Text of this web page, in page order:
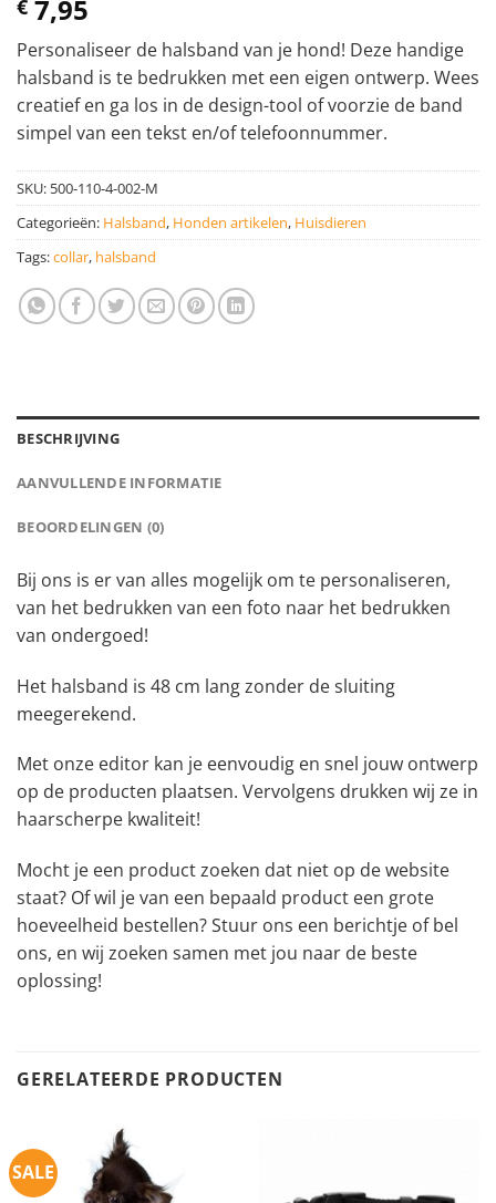
€ 7,95
Personaliseer de halsband van je hond! Deze handige
halsband is te bedrukken met een eigen ontwerp. Wees
creatief en ga los in de design-tool of voorzie de band
simpel van een tekst en/of telefoonnummer.
SKU: 500-110-4-002-M
Categorieën: Halsband, Honden artikelen, Huisdieren
Tags:collar, halsband
BESCHRIJVING
AANVULLENDE INFORMATIE
BEOORDELINGEN (0)
Bij ons is er van alles mogelijk om te personaliseren,
van het bedrukken van een foto naar het bedrukken
van ondergoed!
Het halsband is 48 cm lang zonder de sluiting
meegerekend.
Met onze editor kan je eenvoudig en snel jouw ontwerp
op de producten plaatsen. Vervolgens drukken wij ze in
haarscherpe kwaliteit!
Mocht je een product zoeken dat niet op de website
staat? Of wil je van een bepaald product een grote
hoeveelheid bestellen? Stuur ons een berichtje of bel
ons, en wij zoeken samen met jou naar de beste
oplossing!
GERELATEERDE PRODUCTEN
SALE